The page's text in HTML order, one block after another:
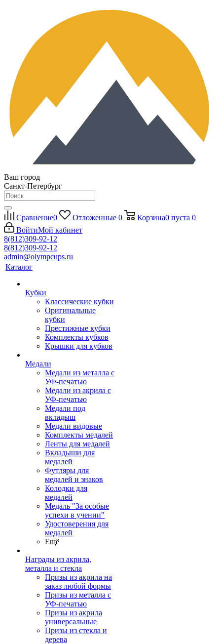
Ваш город
Санкт-Петербург
Сравнение0 Отложенные 0 Корзина0 пуста 0
ВойтиМой кабинет
8(812)309-92-12
8(812)309-92-12
admin@olympcups.ru
Каталог
Кубки
Классические кубки
Оригинальные
кубки
Престижные кубки
Комплекты кубков
Крышки для кубков
Медали
Медали из металла с
УФ-печатью
Медали из акрила с
УФ-печатью
Медали под
вкладыш
Медали видовые
Комплекты медалей
Ленты для медалей
Вкладыши для
медалей
Футляры для
медалей и знаков
Колодки для
медалей
Медаль "За особые
успехи в учении"
Удостоверения для
медалей
Ещё
Награды из акрила,
металла и стекла
Призы из акрила на
заказ любой формы
Призы из металла с
УФ-печатью
Призы из акрила
универсальные
Призы из стекла и
дерева